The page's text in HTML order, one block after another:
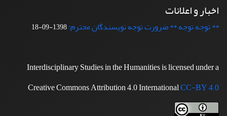
اخبار و اعلانات
** توجه توجه ** ضرورت توجه نویسندگان محترم:1398-09-18
Interdisciplinary Studies in the Humanities is licensed under a
Creative Commons Attribution 4.0 InternationalCC-BY 4.0